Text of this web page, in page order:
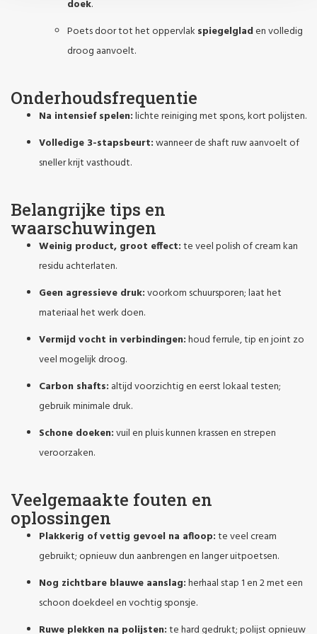
doek.
Poets door tot het oppervlak spiegelgladen volledig
droog aanvoelt.
Onderhoudsfrequentie
Na intensief spelen:lichte reiniging met spons, kort polijsten.
Volledige 3-stapsbeurt:wanneer de shaft ruw aanvoelt of
sneller krijt vasthoudt.
Belangrijke tips en
waarschuwingen
Weinig product, groot effect:te veel polish of cream kan
residu achterlaten.
Geen agressieve druk:voorkom schuursporen; laat het
materiaal het werk doen.
Vermijd vocht in verbindingen:houd ferrule, tip en joint zo
veel mogelijk droog.
Carbon shafts: altijd voorzichtig en eerst lokaal testen;
gebruik minimale druk.
Schone doeken:vuil en pluis kunnen krassen en strepen
veroorzaken.
Veelgemaakte fouten en
oplossingen
Plakkerig of vettig gevoel na afloop:te veel cream
gebruikt; opnieuw dun aanbrengen en langer uitpoetsen.
Nog zichtbare blauwe aanslag:herhaal stap 1 en 2 met een
schoon doekdeel en vochtig sponsje.
Ruwe plekken na polijsten:te hard gedrukt; polijst opnieuw